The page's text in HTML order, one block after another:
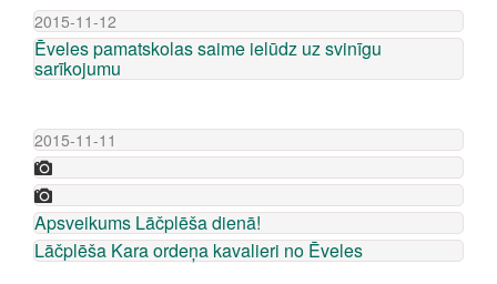
2015-11-12
Ēveles pamatskolas saime ielūdz uz svinīgu
sarīkojumu
2015-11-11
Apsveikums Lāčplēša dienā!
Lāčplēša Kara ordeņa kavalieri no Ēveles